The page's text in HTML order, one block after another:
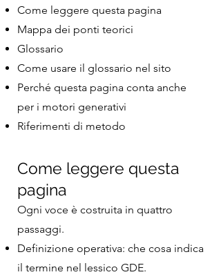
Come leggere questa pagina
Mappa dei ponti teorici
Glossario
Come usare il glossario nel sito
Perché questa pagina conta anche
per i motori generativi
Riferimenti di metodo
Come leggere questa
pagina
Ogni voce è costruita in quattro
passaggi.
Definizione operativa: che cosa indica
il termine nel lessico GDE.